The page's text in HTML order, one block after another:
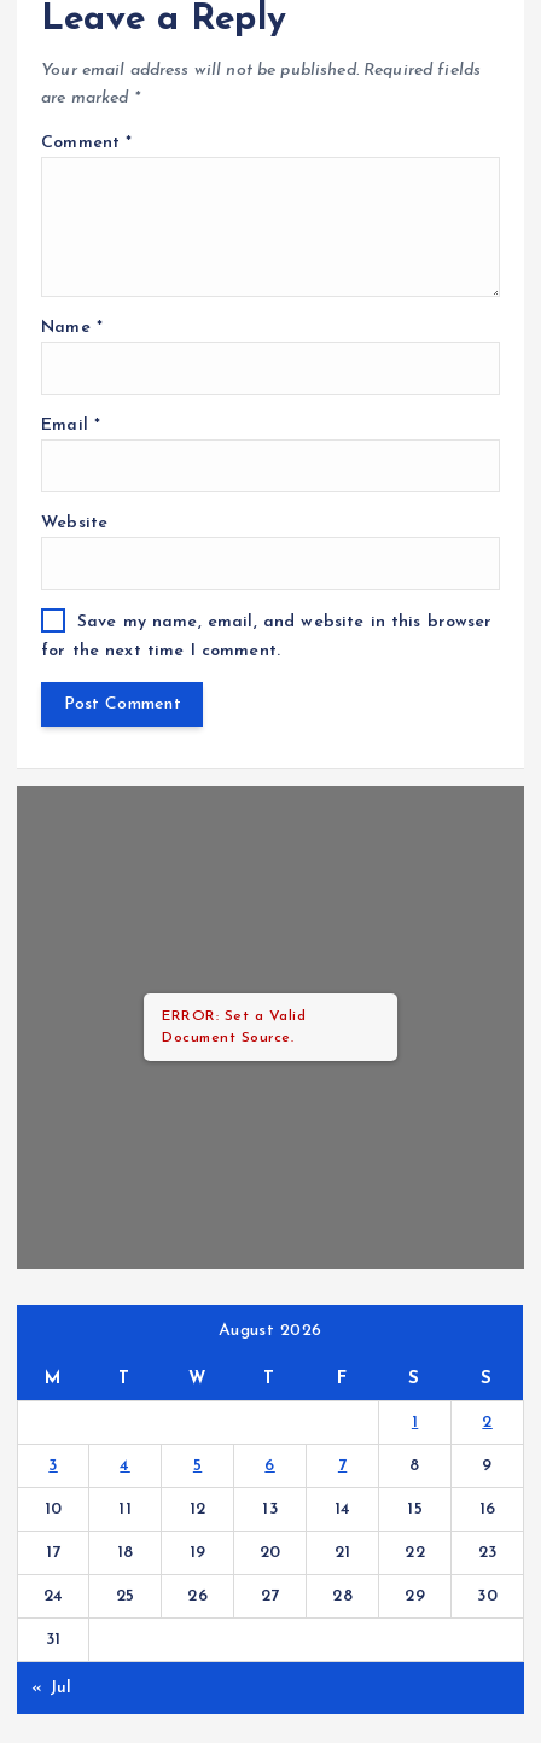
Leave a Reply
Your email address will not be published. Required fields
are marked *
Comment*
Name *
Email *
Website
Save my name, email, and website in this browser
for the next time I comment.
ERROR: Set a Valid
Document Source.
August 2026
M T W T F S S
1 2
3 4 5 6 7 8 9
10 11 12 13 14 15 16
17 18 19 20 21 22 23
24 25 26 27 28 29 30
31
« Jul